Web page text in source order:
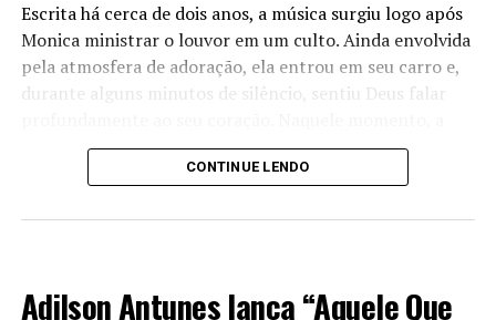
Escrita há cerca de dois anos, a música surgiu logo após
Monica ministrar o louvor em um culto. Ainda envolvida
pela atmosfera de adoração, ela entrou em seu carro e,
durante alguns minutos de silêncio, sentiu Deus falar
letra começou a nascer espontaneamente.
entendi que o único lugar onde eu realmente queria
estava colocando no meu coração. Enquanto gravava, fui
CONTINUE LENDO
Adilson Antunes lança “Aquele Que